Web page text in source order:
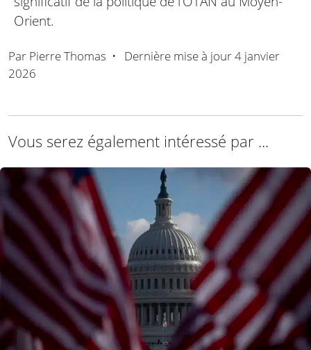
Orient.
Par Pierre Thomas • Dernière mise à jour4 janvier
2026
Vous serez également intéressé par ...